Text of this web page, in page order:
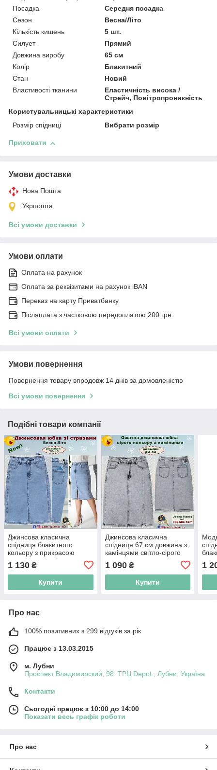
Посадка
Середня посадка
Сезон
Весна/Літо
Кількість кишень
5 шт.
Силует
Прямий
Довжина виробу
65 см
Колір
Блакитний
Стан
Новий
Властивості тканини
Еластичність висока /
Стрейч, Повітропроникність
Користувальницькі характеристики
Розмір спідниці
Вибрати розмір
Приховати
Умови доставки
Нова Пошта
Укрпошта
Всі умови доставки
Умови оплати
Оплата на рахунок
Оплата за реквізитами на рахунок iBAN
Переказ на карту Приватбанку
Післяплата з частковою передоплатою 200 грн.
Всі умови оплати
Умови повернення
Повернення товару впродовж 14 днів за домовленістю
Всі умови повернення
Подібні товари компанії
Джинсова класична
спідниця блакитного
кольору з прикрасою
1 130 ₴
Купити
Джинсова класична
спідниця 67 см довжина з
камінцями світло-сірого
1 090₴
Купити
1
Про нас
100% позитивних з 299 відгуків за рік
Працює з 13.03.2015
м. Лубни
Проспект Владимирский, 98. ТРЦ Depot., Лубни, Україна
Контакти
Сьогодні працює з 10:00 до 14:00
Показати весь графік роботи
Про нас